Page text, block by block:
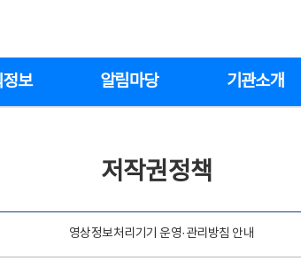
보 알림마당 기관소개
저작권정책
영상정보처리기기 운영·관리방침 안내